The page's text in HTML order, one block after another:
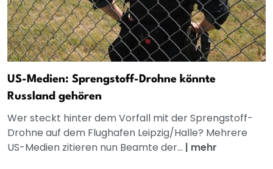
US-Medien: Sprengstoff-Drohne könnte
Russland gehören
Wer steckt hinter dem Vorfall mit der Sprengstoff-
Drohne auf dem Flughafen Leipzig/Halle? Mehrere
US-Medien zitieren nun Beamte der... | mehr